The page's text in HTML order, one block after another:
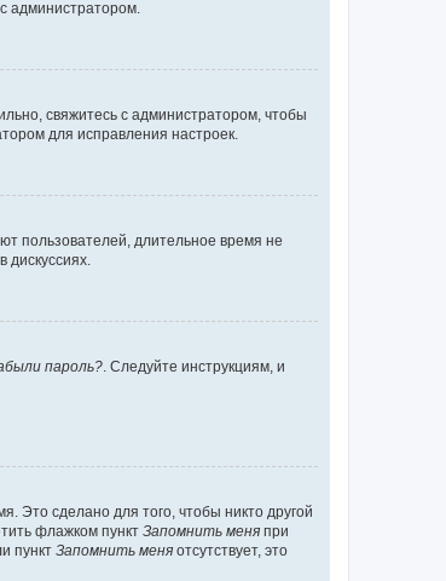
администратором.
свяжитесь с администратором, чтобы
для исправления настроек.
пользователей, длительное время не
пароль? . Следуйте инструкциям, и
Это сделано для того, чтобы никто другой
флажком пункт Запомнить меня при
пункт Запомнить меня отсутствует, это